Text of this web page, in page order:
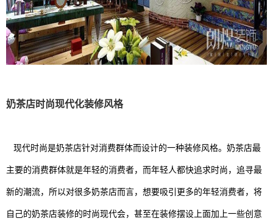
奶茶店时尚现代化装修风格
现代时尚是奶茶店针对消费群体而设计的一种装修风格。奶茶店最
主要的消费群体就是年轻的消费者，而年轻人都快追求时尚，追寻最
新的潮流，所以对很多奶茶店而言，想要吸引更多的年轻消费者，将
自己的奶茶店装修的时尚现代会，甚至在装修摆设上面加上一些创意